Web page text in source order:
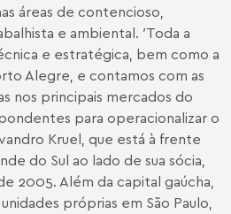
áreas de contencioso,
e ambiental. ′Toda a
e estratégica, bem como a
Alegre, e contamos com as
nos principais mercados do
para operacionalizar o
Kruel, que está à frente
do Sul ao lado de sua sócia,
2005. Além da capital gaúcha,
próprias em São Paulo,